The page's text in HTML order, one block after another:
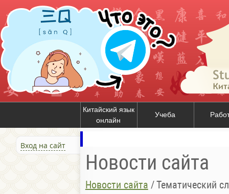
Китайский язык
онлайн
Учеба
Вход на сайт
Новости сайта
Новости сайта /Тематический